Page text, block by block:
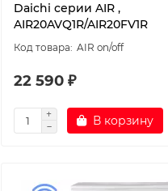
Daichi серии AIR ,
AIR20AVQ1R/AIR20FV1R
AIR on/off
22 590 ₽
В корзину